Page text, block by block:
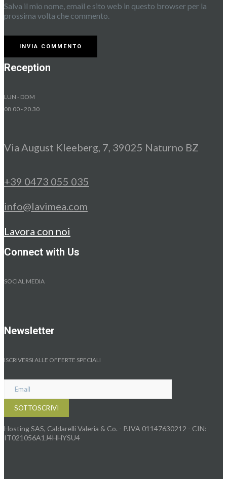
Salva il mio nome, email e sito web in questo browser per la
prossima volta che commento.
Reception
LUN - DOM
08.00 - 20.30
Via August Kleeberg, 7, 39025 Naturno BZ
+39 0473 055 035
info@lavimea.com
Lavora con noi
Connect with Us
SOCIAL MEDIA
Newsletter
ISCRIVERSI ALLE OFFERTE SPECIALI
Hosting SAS, Caldarelli Valeria & Co. - P.IVA 01147630212 - CIN:
IT021056A1J4HHYSU4